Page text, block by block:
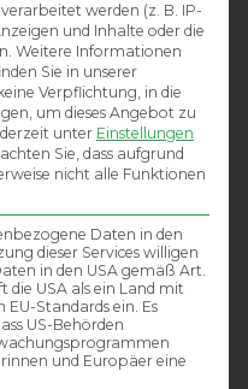
werden (z. B. IP-
und Inhalte oder die
Weitere Informationen
Sie in unserer
Verpflichtung, in die
um dieses Angebot zu
unter Einstellungen
Sie, dass aufgrund
nicht alle Funktionen
Daten in den
dieser Services willigen
in den USA gemäß Art.
die USA als ein Land mit
Standards ein. Es
US-Behörden
und Europäer eine